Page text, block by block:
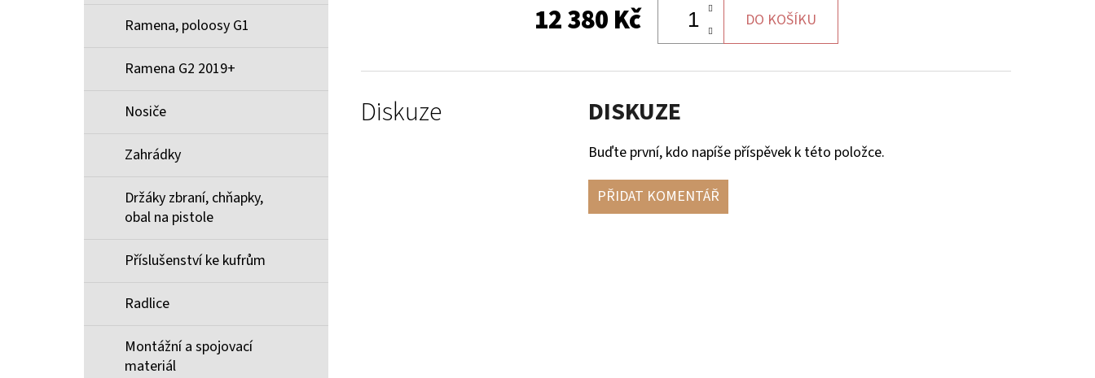
Ramena, poloosy G1
Ramena G2 2019+
Nosiče
Zahrádky
Držáky zbraní, chňapky,
obal na pistole
Příslušenství ke kufrům
Radlice
Montážní a spojovací
materiál
12 380 Kč DO KOŠÍKU
Diskuze DISKUZE
Buďte první, kdo napíše příspěvek k této položce.
PŘIDAT KOMENTÁŘ